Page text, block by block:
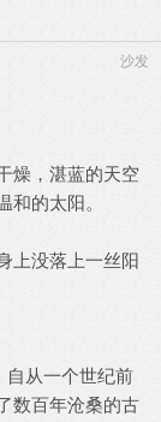
沙发
燥，湛蓝的天空
和的太阳。
上没落上一丝阳
自从一个世纪前
数百年沧桑的古